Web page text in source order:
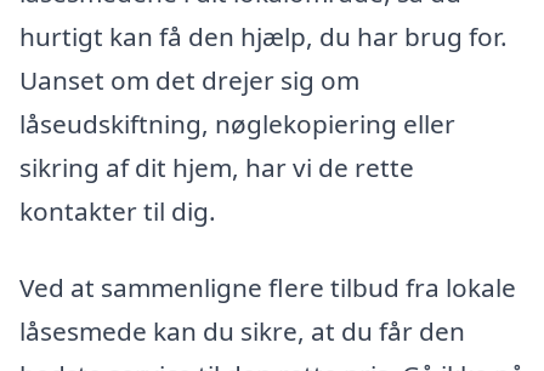
hurtigt kan få den hjælp, du har brug for.
Uanset om det drejer sig om
låseudskiftning, nøglekopiering eller
sikring af dit hjem, har vi de rette
kontakter til dig.
Ved at sammenligne flere tilbud fra lokale
låsesmede kan du sikre, at du får den